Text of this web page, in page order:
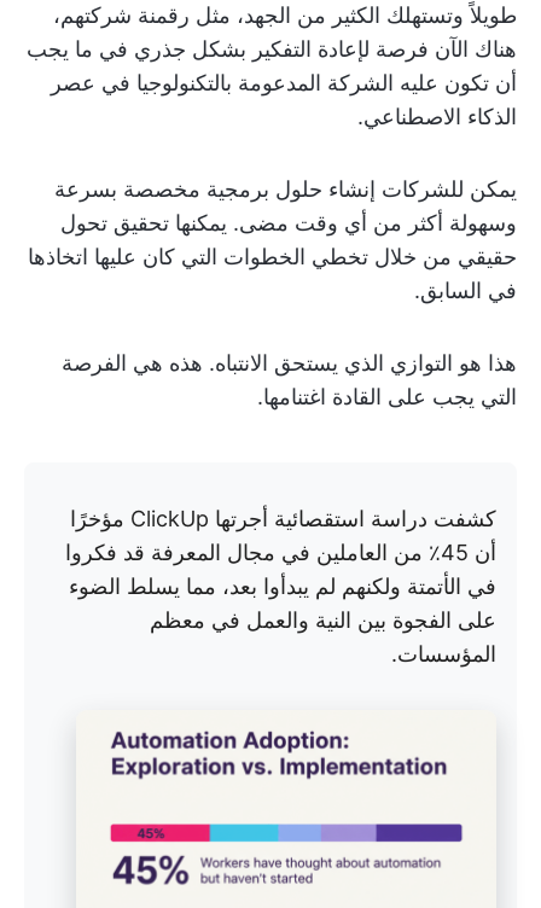
طويلاً وتستهلك الكثير من الجهد، مثل رقمنة شركتهم،
هناك الآن فرصة لإعادة التفكير بشكل جذري في ما يجب
أن تكون عليه الشركة المدعومة بالتكنولوجيا في عصر
الذكاء الاصطناعي.
يمكن للشركات إنشاء حلول برمجية مخصصة بسرعة
وسهولة أكثر من أي وقت مضى. يمكنها تحقيق تحول
حقيقي من خلال تخطي الخطوات التي كان عليها اتخاذها
في السابق.
هذا هو التوازي الذي يستحق الانتباه. هذه هي الفرصة
التي يجب على القادة اغتنامها.
كشفت دراسة استقصائية أجرتها ClickUp مؤخرًا
أن 45٪ من العاملين في مجال المعرفة قد فكروا
في الأتمتة ولكنهم لم يبدأوا بعد، مما يسلط الضوء
على الفجوة بين النية والعمل في معظم
المؤسسات.